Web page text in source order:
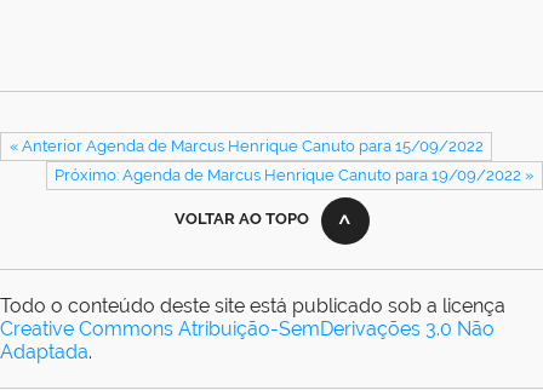
« Anterior Agenda de Marcus Henrique Canuto para 15/09/2022
Próximo: Agenda de Marcus Henrique Canuto para 19/09/2022 »
VOLTAR AO TOPO
Todo o conteúdo deste site está publicado sob a licença
Creative Commons Atribuição-SemDerivações 3.0 Não
Adaptada.